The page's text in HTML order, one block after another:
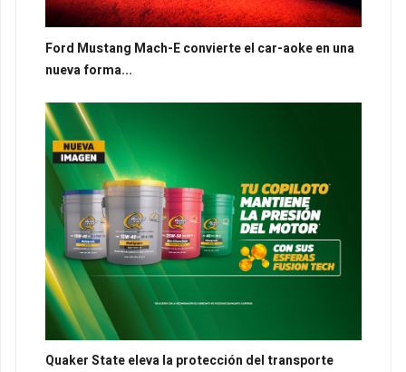
Ford Mustang Mach-E convierte el car-aoke en una
nueva forma...
Quaker State eleva la protección del transporte